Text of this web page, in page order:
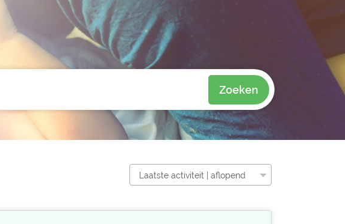
Zoeken
Laatste activiteit | aflopend